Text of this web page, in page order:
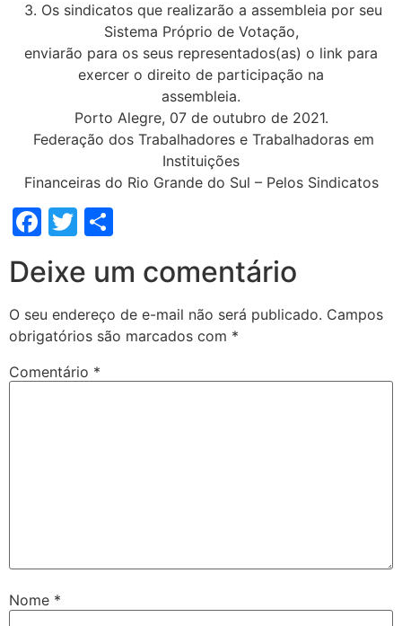
3. Os sindicatos que realizarão a assembleia por seu
Sistema Próprio de Votação,
enviarão para os seus representados(as) o link para
exercer o direito de participação na
assembleia.
Porto Alegre, 07 de outubro de 2021.
Federação dos Trabalhadores e Trabalhadoras em
Instituições
Financeiras do Rio Grande do Sul – Pelos Sindicatos
Facebook
Twitter
Deixe um comentário
O seu endereço de e-mail não será publicado. Campos
obrigatórios são marcados com *
Comentário *
Nome *